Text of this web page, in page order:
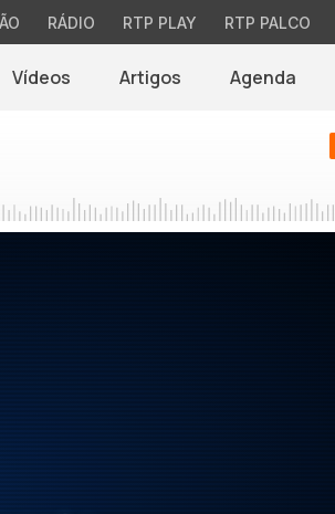
RÁDIO RTP PLAY RTP PALCO
Vídeos Artigos Agenda